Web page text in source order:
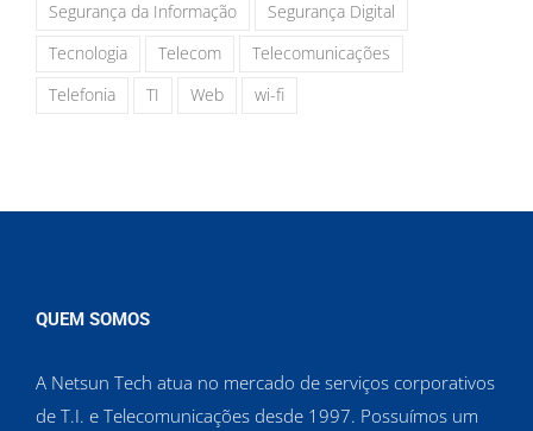
Segurança da Informação
Segurança Digital
Tecnologia
Telecom
Telecomunicações
Telefonia
TI Web wi-fi
QUEM SOMOS
A Netsun Tech atua no mercado de serviços corporativos
de T.I. e Telecomunicações desde 1997. Possuímos um